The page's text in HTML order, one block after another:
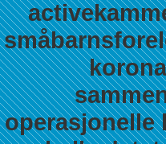
operasjonelle